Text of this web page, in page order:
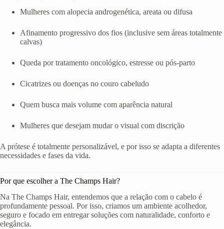
Mulheres com alopecia androgenética, areata ou difusa
Afinamento progressivo dos fios (inclusive sem áreas totalmente
calvas)
Queda por tratamento oncológico, estresse ou pós-parto
Cicatrizes ou doenças no couro cabeludo
Quem busca mais volume com aparência natural
Mulheres que desejam mudar o visual com discrição
A prótese é totalmente personalizável, e por isso se adapta a diferentes
necessidades e fases da vida.
Por que escolher a The Champs Hair?
Na The Champs Hair, entendemos que a relação com o cabelo é
profundamente pessoal. Por isso, criamos um ambiente acolhedor,
seguro e focado em entregar soluções com naturalidade, conforto e
elegância.